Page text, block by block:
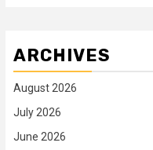
ARCHIVES
August 2026
July 2026
June 2026